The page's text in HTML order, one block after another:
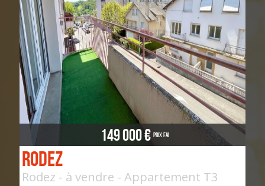
149 000 € Prix FAI
Rodez
Rodez - à vendre - Appartement T3